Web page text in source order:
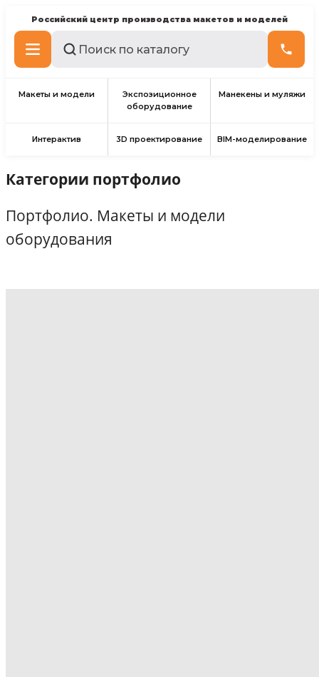
Российский центр производства макетов и моделей
Макеты и модели
Экспозиционное
оборудование
Манекены и муляжи
Интерактив 3D проектирование BIM-моделирование
Категории портфолио
Портфолио. Макеты и модели
оборудования